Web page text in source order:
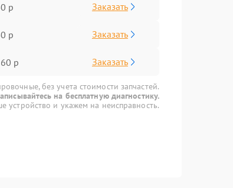
р Заказать
р Заказать
р Заказать
без учета стоимости запчастей.
на бесплатную диагностику.
устройство и укажем на неисправность.